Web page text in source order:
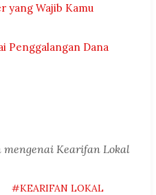
yang Wajib Kamu
Penggalangan Dana
mengenai Kearifan Lokal
#KEARIFAN LOKAL